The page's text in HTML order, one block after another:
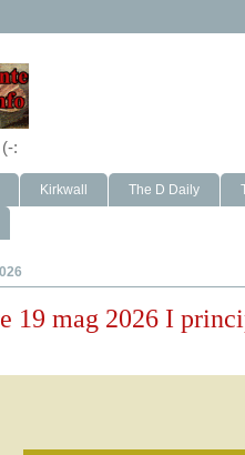
:
Kirkwall The D Daily
19 mag 2026 I